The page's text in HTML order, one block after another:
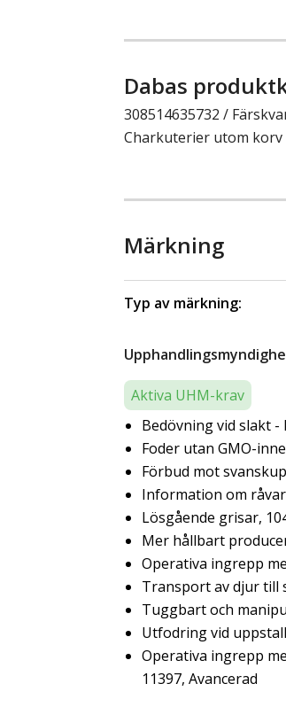
Dabas
308514635732 /
Charkuterier utom
Märkning
Typ av märkning:
Aktiva UHM-krav
Bedövning vid slakt -
Foder utan GMO-
Förbud mot
Information om
Lösgående grisar,
Mer hållbart
Operativa ingrepp
Transport av djur till
Tuggbart och
Utfodring vid
Operativa ingrepp
11397, Avancerad